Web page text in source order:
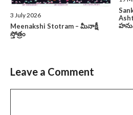
3 July 2026
Meenakshi Stotram – మీనాక్షీ
స్తోత్రం
Leave a Comment